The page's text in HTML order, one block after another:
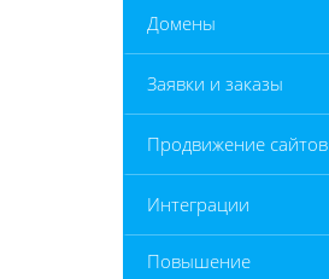
Домены
Заявки и заказы
Продвижение сайтов
Интеграции
Повышение